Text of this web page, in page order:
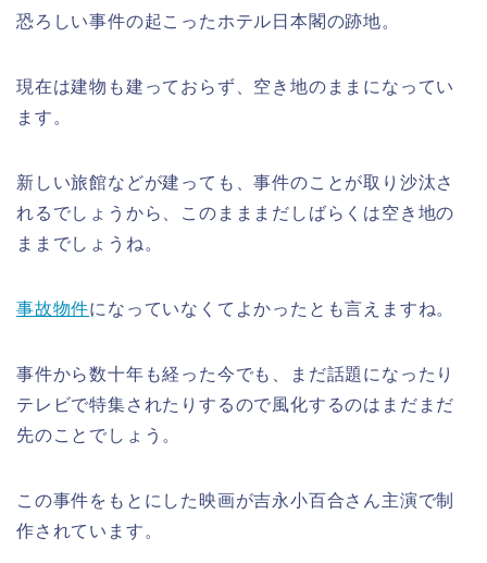
恐ろしい事件の起こったホテル日本閣の跡地。
現在は建物も建っておらず、空き地のままになってい
ます。
新しい旅館などが建っても、事件のことが取り沙汰さ
れるでしょうから、このまままだしばらくは空き地の
ままでしょうね。
事故物件になっていなくてよかったとも言えますね。
事件から数十年も経った今でも、まだ話題になったり
テレビで特集されたりするので風化するのはまだまだ
先のことでしょう。
この事件をもとにした映画が吉永小百合さん主演で制
作されています。